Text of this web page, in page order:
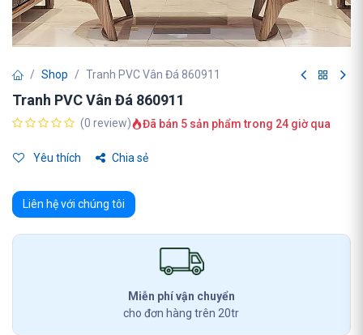
Shop Tranh PVC Vân Đá 860911
Tranh PVC Vân Đá 860911
(0 review) Đã bán 5 sản phẩm trong 24 giờ qua
Yêu thích Chia sẻ
Liên hệ với chúng tôi
Miễn phí vận chuyển
cho đơn hàng trên 20tr